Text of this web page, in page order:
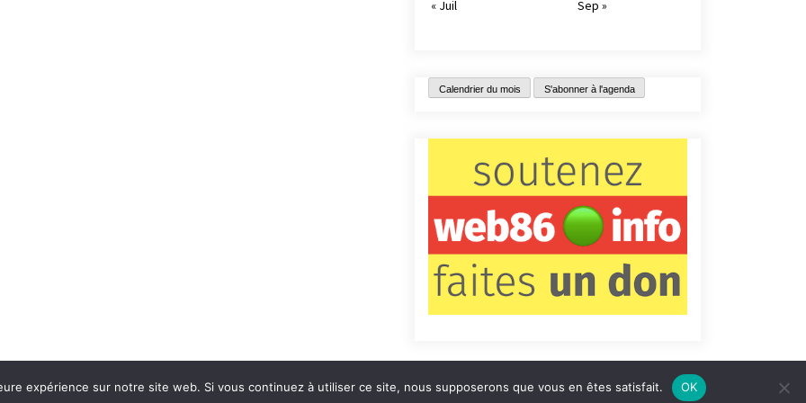
« Juil
Sep »
Calendrier du mois S'abonner à l'agenda
Contact Qui sommes-nous ? Informations légales
expérience sur notre site web. Si vous continuez à utiliser ce site, nous supposerons que vous en êtes satisfait. OK